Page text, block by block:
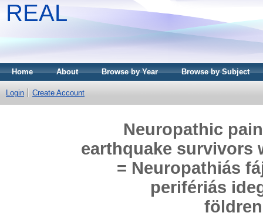
REAL
Home About Browse by Year Browse by Subject
Login Create Account
Neuropathic
earthquake survivors
= Neuropathiás
perifériás